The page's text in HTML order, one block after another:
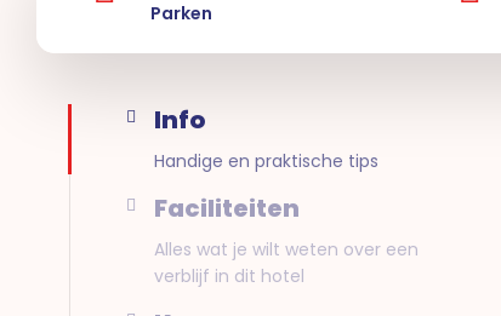
Parken
Info
Handige en praktische tips
Faciliteiten
Alles wat je wilt weten over een
verblijf in dit hotel